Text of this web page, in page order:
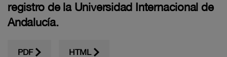
registro de la Universidad Internacional de
Andalucía.
PDF HTML